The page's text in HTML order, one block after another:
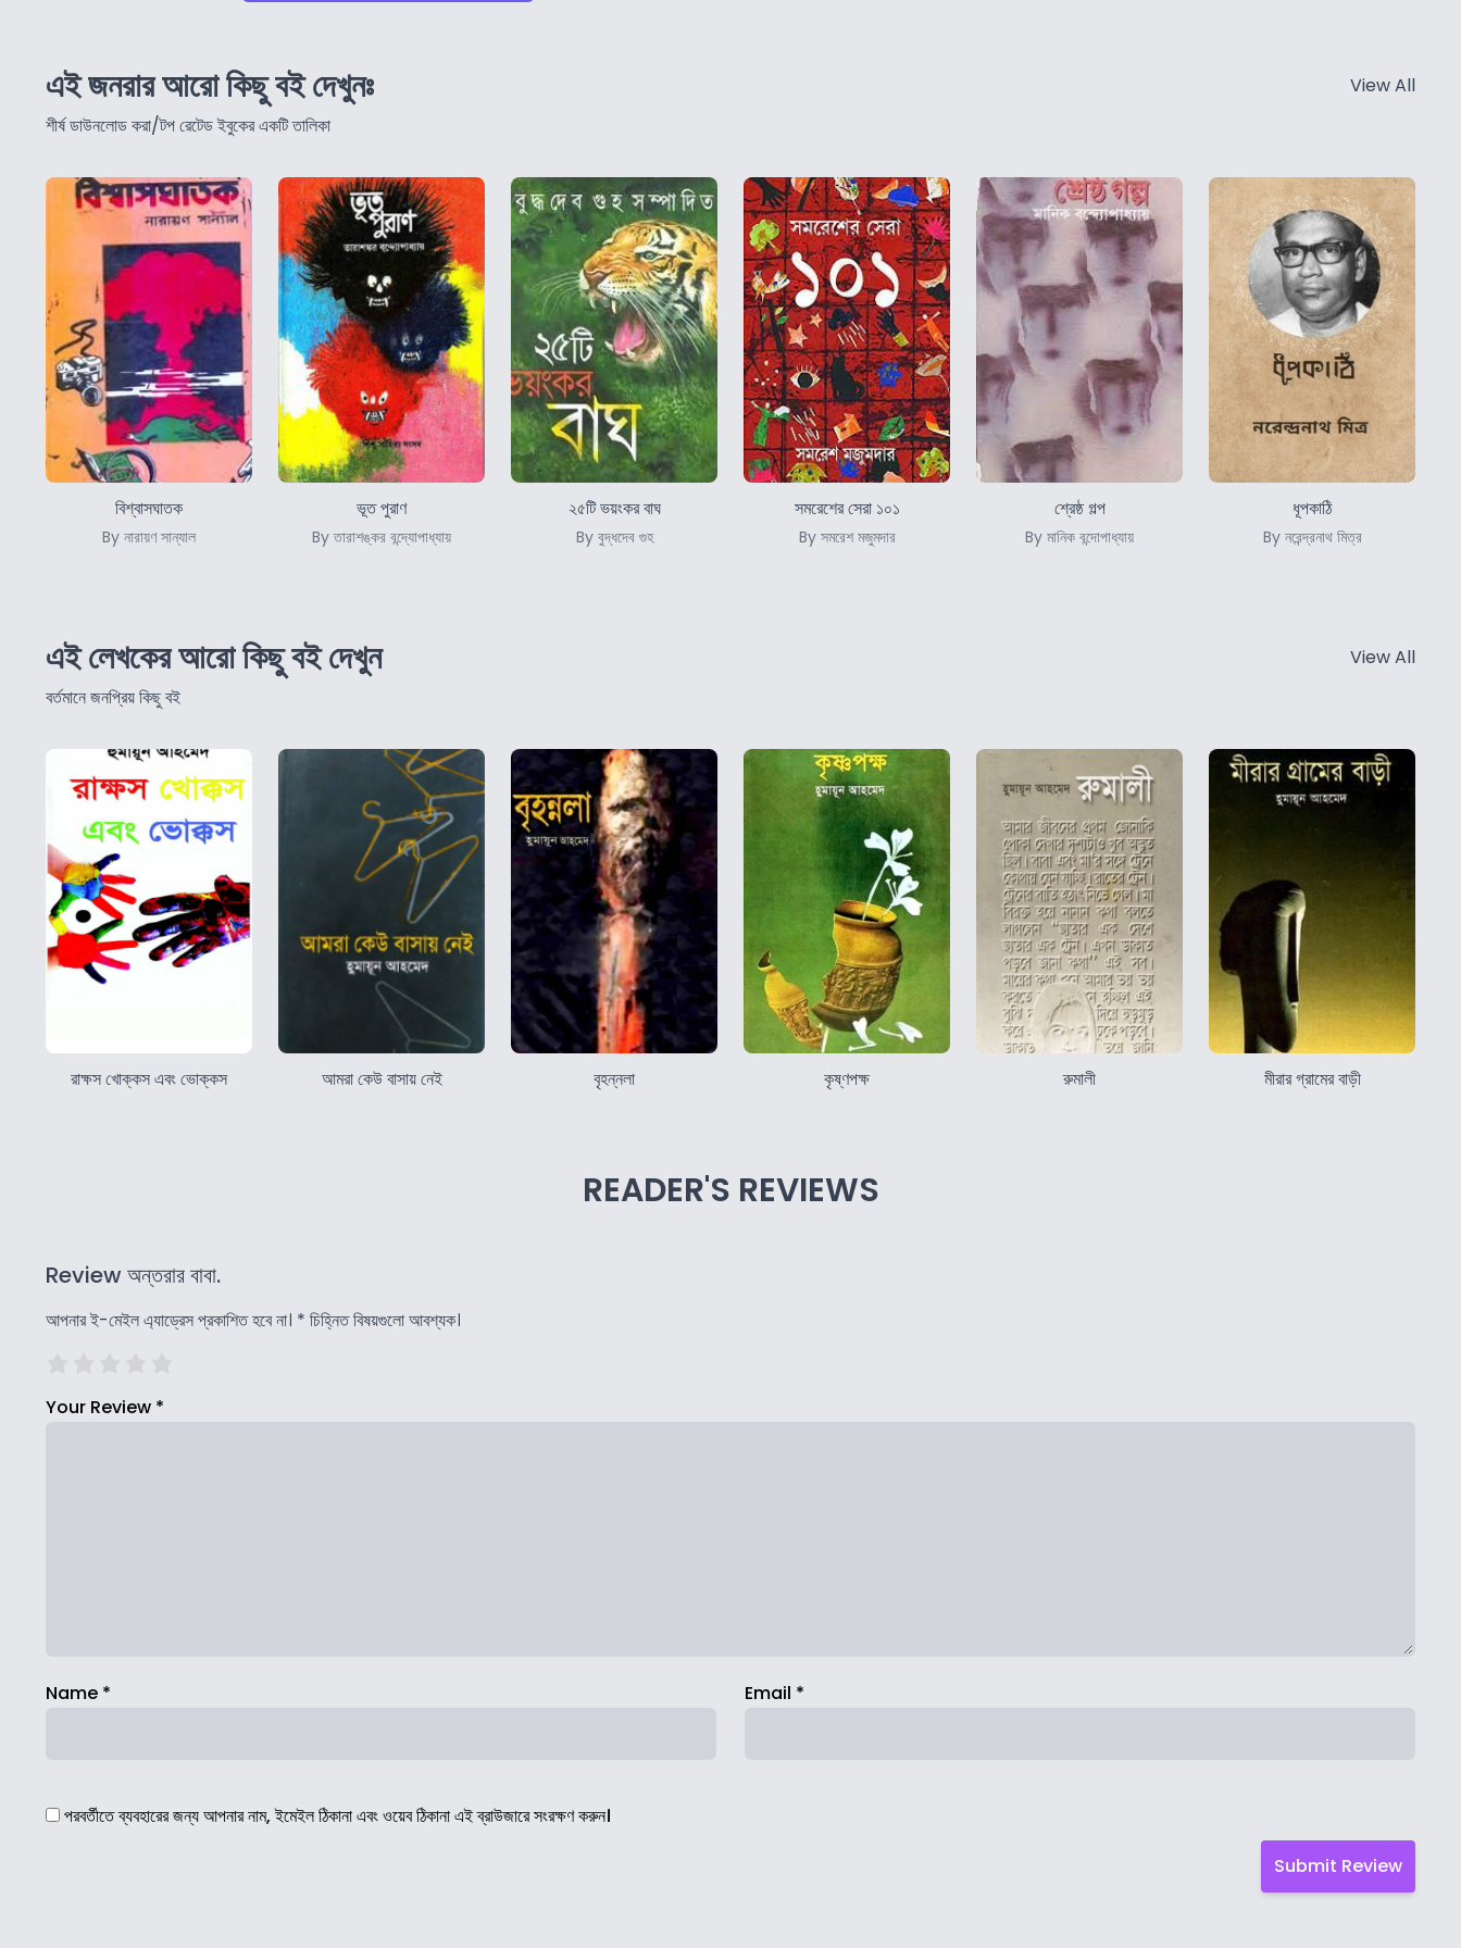
এই জনরার আরো কিছু বই দেখুনঃ
শীর্ষ ডাউনলোড করা/টপ রেটেড ইবুকের একটি তালিকা
View All
বিশ্বাসঘাতক
By নারায়ণ সান্যাল
ভূত পুরাণ
By তারাশঙ্কর বন্দ্যোপাধ্যায়
২৫টি ভয়ংকর বাঘ
By বুদ্ধদেব গুহ
সমরেশের সেরা ১০১
By সমরেশ মজুমদার
শ্রেষ্ঠ গল্প
By মানিক বন্দোপাধ্যায়
ধূপকাঠি
By নরেন্দ্রনাথ মিত্র
এই লেখকের আরো কিছু বই দেখুন
বর্তমানে জনপ্রিয় কিছু বই
View All
রাক্ষস খোক্কস এবং ভোক্কস আমরা কেউ বাসায় নেই বৃহন্নলা কৃষ্ণপক্ষ রুমালী মীরার গ্রামের বাড়ী
READER'S REVIEWS
Review অন্তরার বাবা.
আপনার ই-মেইল এ্যাড্রেস প্রকাশিত হবে না। * চিহ্নিত বিষয়গুলো আবশ্যক।
Your Review *
Name * Email *
পরবর্তীতে ব্যবহারের জন্য আপনার নাম, ইমেইল ঠিকানা এবং ওয়েব ঠিকানা এই ব্রাউজারে সংরক্ষণ করুন।